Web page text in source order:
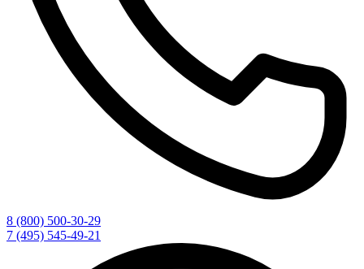
8 (800) 500-30-29
7 (495) 545-49-21